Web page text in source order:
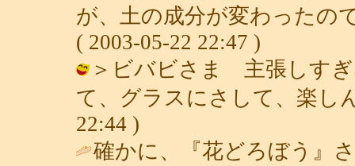
が、土の成分が変わったの
( 2003-05-22 22:47 )
＞ビバビさま 主張しすぎ
て、グラスにさして、楽し
22:44 )
確かに、『花どろぼう』